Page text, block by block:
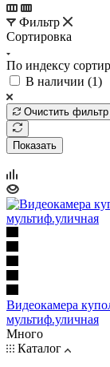
Фильтр
Сортировка
По индексу
В наличии (1)
Очистить фильтр
Показать
Видеокамера
мультиф.уличная
Много
Каталог